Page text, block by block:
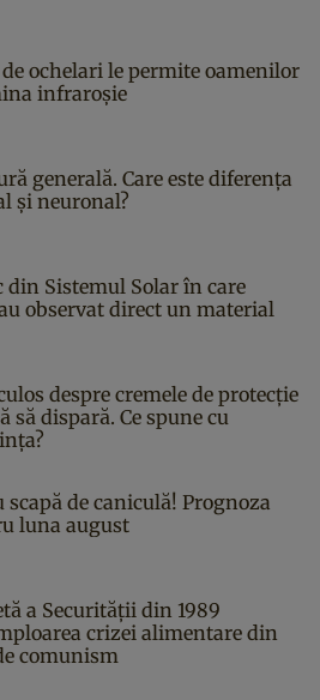
ochelari le permite oamenilor
infraroșie
generală. Care este diferența
și neuronal?
din Sistemul Solar în care
observat direct un material
despre cremele de protecție
să dispară. Ce spune cu
scapă de caniculă! Prognoza
luna august
a Securității din 1989
crizei alimentare din
comunism